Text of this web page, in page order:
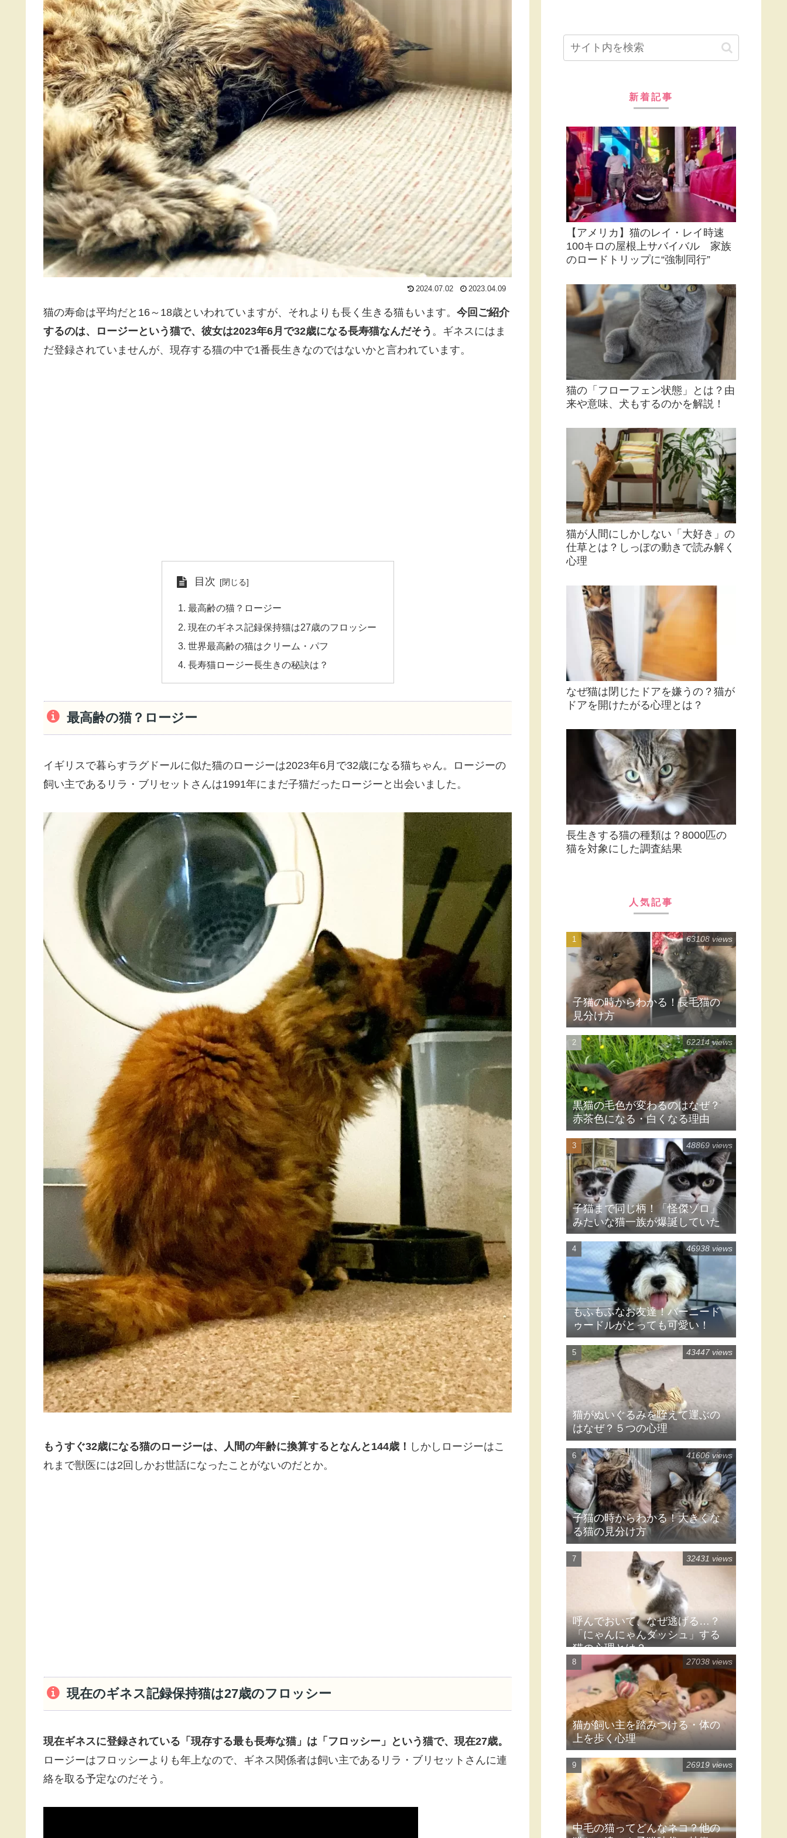
2024.07.02 2023.04.09
猫の寿命は平均だと16～18歳といわれていますが、それよりも長く生きる猫もいます。 今回ご紹介
するのは、ロージーという猫で、彼女は2023年6月で32歳になる長寿猫なんだそう 。ギネスにはま
だ登録されていませんが、現存する猫の中で1番長生きなのではないかと言われています。
目次
最高齢の猫？ロージー
現在のギネス記録保持猫は27歳のフロッシー
世界最高齢の猫はクリーム・パフ
長寿猫ロージー長生きの秘訣は？
最高齢の猫？ロージー
イギリスで暮らすラグドールに似た猫のロージーは2023年6月で32歳になる猫ちゃん。ロージーの
飼い主であるリラ・ブリセットさんは1991年にまだ子猫だったロージーと出会いました。
もうすぐ32歳になる猫のロージーは、人間の年齢に換算するとなんと144歳！ しかしロージーはこ
れまで獣医には2回しかお世話になったことがないのだとか。
現在のギネス記録保持猫は27歳のフロッシー
現在ギネスに登録されている「現存する最も長寿な猫」は「フロッシー」という猫で、現在27歳。
ロージーはフロッシーよりも年上なので、ギネス関係者は飼い主であるリラ・ブリセットさんに連
絡を取る予定なのだそう。
新着記事
【アメリカ】猫のレイ・レイ時速
100キロの屋根上サバイバル 家族
のロードトリップに“強制同行”
猫の「フローフェン状態」とは？由
来や意味、犬もするのかを解説！
猫が人間にしかしない「大好き」の
仕草とは？しっぽの動きで読み解く
心理
なぜ猫は閉じたドアを嫌うの？猫が
ドアを開けたがる心理とは？
長生きする猫の種類は？8000匹の
猫を対象にした調査結果
人気記事
子猫の時からわかる！長毛猫の
見分け方
63108 views
黒猫の毛色が変わるのはなぜ？
赤茶色になる・白くなる理由
62214 views
子猫まで同じ柄！「怪傑ゾロ」
みたいな猫一族が爆誕していた
48869 views
もふもふなお友達！バーニード
ゥードルがとっても可愛い！
46938 views
猫がぬいぐるみを咥えて運ぶの
はなぜ？５つの心理
43447 views
子猫の時からわかる！大きくな
る猫の見分け方
41606 views
呼んでおいて、なぜ逃げる…？
「にゃんにゃんダッシュ」する
猫の心理とは？
32431 views
猫が飼い主を踏みつける・体の
上を歩く心理
27038 views
中毛の猫ってどんなネコ？他の
26919 views